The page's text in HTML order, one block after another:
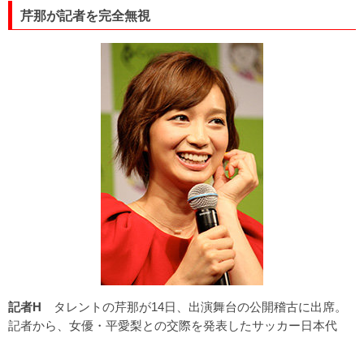
芹那が記者を完全無視
記者H タレントの芹那が14日、出演舞台の公開稽古に出席。
記者から、女優・平愛梨との交際を発表したサッカー日本代